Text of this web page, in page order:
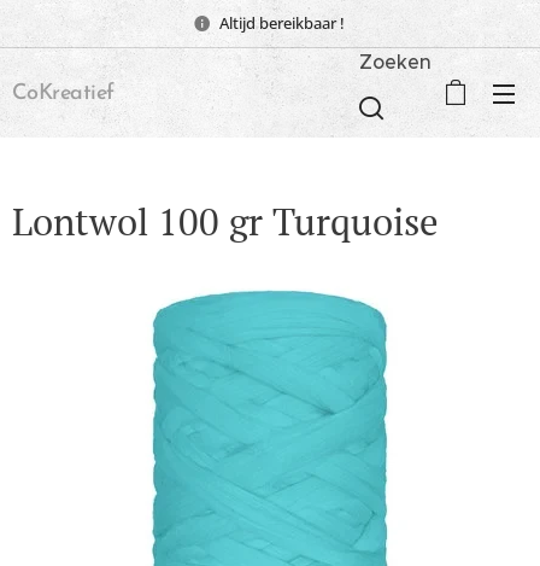
Altijd bereikbaar !
CoKreatief
Zoeken
Lontwol 100 gr Turquoise